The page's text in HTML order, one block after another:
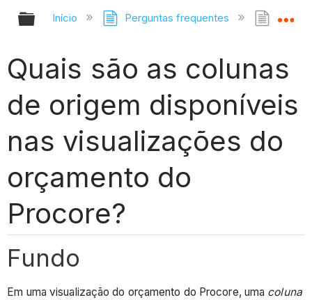
Expandir/recolher hierarquia
Início Perguntas frequentes Quais
Quais são as colunas
de origem disponíveis
nas visualizações do
orçamento do
Procore?
Fundo
Em uma visualização do orçamento do Procore, uma coluna